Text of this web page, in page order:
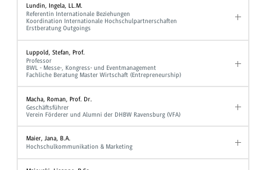
Lundin, Ingela, LL.M.
Referentin Internationale Beziehungen
Koordination Internationale Hochschulpartnerschaften
Erstberatung Outgoings
Luppold, Stefan, Prof.
Professor
BWL - Messe-, Kongress- und Eventmanagement
Fachliche Beratung Master Wirtschaft (Entrepreneurship)
Macha, Roman, Prof. Dr.
Geschäftsführer
Verein Förderer und Alumni der DHBW Ravensburg (VFA)
Maier, Jana, B.A.
Hochschulkommunikation & Marketing